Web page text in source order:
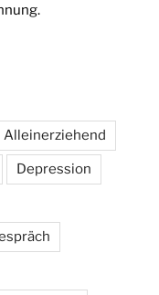
Alleinerziehend
Depression